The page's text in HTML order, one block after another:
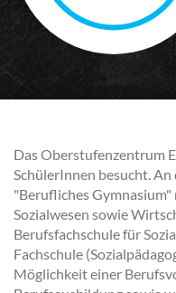
Das Oberstufenzentrum
SchülerInnen besucht.
"Berufliches
Sozialwesen sowie
Berufsfachschule für
Fachschule
Möglichkeit einer